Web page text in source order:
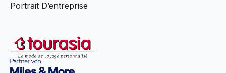
Portrait D’entreprise